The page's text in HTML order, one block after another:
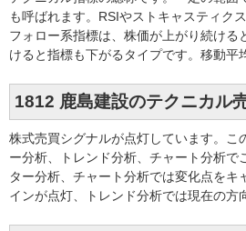
も呼ばれます。RSIやストキャスティク
フォロー系指標は、株価が上がり続ける
けると指標も下がるタイプです。移動平
1812 鹿島建設のテクニカル
株式売買シグナルが点灯しています。こ
ー分析、トレンド分析、チャート分析で
ター分析、チャート分析では変化点をキ
インが点灯、トレンド分析では現在の方